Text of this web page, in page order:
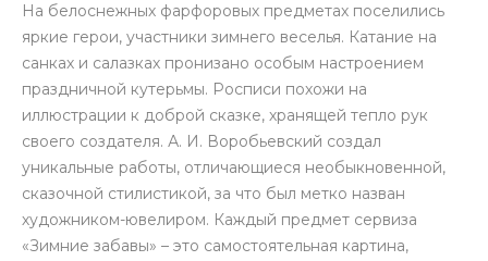
На белоснежных фарфоровых предметах поселились
яркие герои, участники зимнего веселья. Катание на
санках и салазках пронизано особым настроением
праздничной кутерьмы. Росписи похожи на
иллюстрации к доброй сказке, хранящей тепло рук
своего создателя. А. И. Воробьевский создал
уникальные работы, отличающиеся необыкновенной,
сказочной стилистикой, за что был метко назван
художником-ювелиром. Каждый предмет сервиза
«Зимние забавы» – это самостоятельная картина,